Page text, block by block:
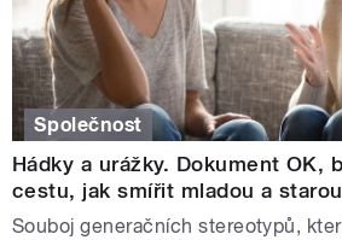
Společnost
Hádky a urážky. Dokument OK,
cestu, jak smířit mladou a
Souboj generačních stereotypů,